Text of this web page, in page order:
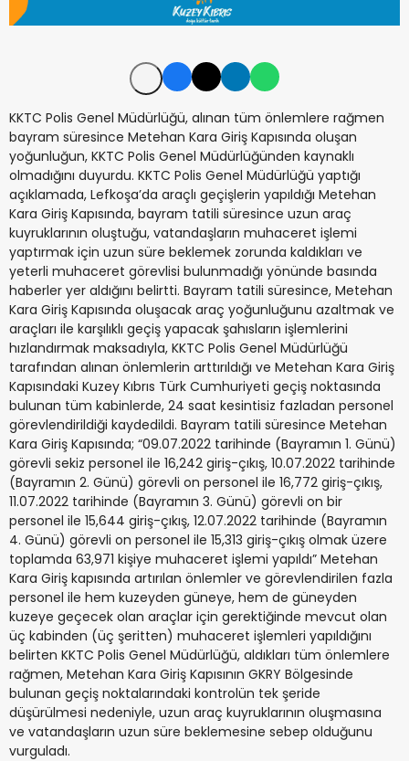
KKTC Polis Genel Müdürlüğü, alınan tüm önlemlere rağmen
bayram süresince Metehan Kara Giriş Kapısında oluşan
yoğunluğun, KKTC Polis Genel Müdürlüğünden kaynaklı
olmadığını duyurdu. KKTC Polis Genel Müdürlüğü yaptığı
açıklamada, Lefkoşa’da araçlı geçişlerin yapıldığı Metehan
Kara Giriş Kapısında, bayram tatili süresince uzun araç
kuyruklarının oluştuğu, vatandaşların muhaceret işlemi
yaptırmak için uzun süre beklemek zorunda kaldıkları ve
yeterli muhaceret görevlisi bulunmadığı yönünde basında
haberler yer aldığını belirtti. Bayram tatili süresince, Metehan
Kara Giriş Kapısında oluşacak araç yoğunluğunu azaltmak ve
araçları ile karşılıklı geçiş yapacak şahısların işlemlerini
hızlandırmak maksadıyla, KKTC Polis Genel Müdürlüğü
tarafından alınan önlemlerin arttırıldığı ve Metehan Kara Giriş
Kapısındaki Kuzey Kıbrıs Türk Cumhuriyeti geçiş noktasında
bulunan tüm kabinlerde, 24 saat kesintisiz fazladan personel
görevlendirildiği kaydedildi. Bayram tatili süresince Metehan
Kara Giriş Kapısında; “09.07.2022 tarihinde (Bayramın 1. Günü)
görevli sekiz personel ile 16,242 giriş-çıkış, 10.07.2022 tarihinde
(Bayramın 2. Günü) görevli on personel ile 16,772 giriş-çıkış,
11.07.2022 tarihinde (Bayramın 3. Günü) görevli on bir
personel ile 15,644 giriş-çıkış, 12.07.2022 tarihinde (Bayramın
4. Günü) görevli on personel ile 15,313 giriş-çıkış olmak üzere
toplamda 63,971 kişiye muhaceret işlemi yapıldı” Metehan
Kara Giriş kapısında artırılan önlemler ve görevlendirilen fazla
personel ile hem kuzeyden güneye, hem de güneyden
kuzeye geçecek olan araçlar için gerektiğinde mevcut olan
üç kabinden (üç şeritten) muhaceret işlemleri yapıldığını
belirten KKTC Polis Genel Müdürlüğü, aldıkları tüm önlemlere
rağmen, Metehan Kara Giriş Kapısının GKRY Bölgesinde
bulunan geçiş noktalarındaki kontrolün tek şeride
düşürülmesi nedeniyle, uzun araç kuyruklarının oluşmasına
ve vatandaşların uzun süre beklemesine sebep olduğunu
vurguladı.